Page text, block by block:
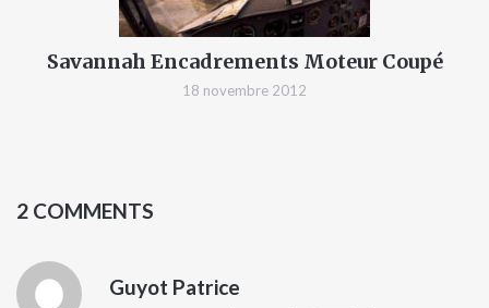
Savannah Encadrements Moteur Coupé
18 novembre 2012
2 COMMENTS
Guyot Patrice